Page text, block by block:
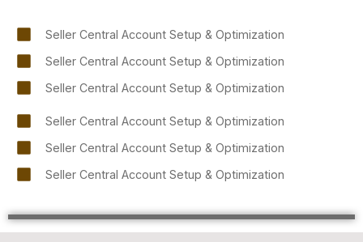
Seller Central Account Setup & Optimization
Seller Central Account Setup & Optimization
Seller Central Account Setup & Optimization
Seller Central Account Setup & Optimization
Seller Central Account Setup & Optimization
Seller Central Account Setup & Optimization